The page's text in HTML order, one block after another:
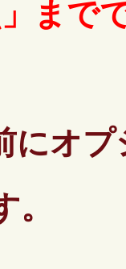
まで
オプ